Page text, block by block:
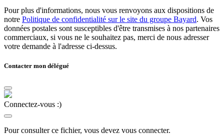
Pour plus d'informations, nous vous renvoyons aux dispositions de
notre Politique de confidentialité sur le site du groupe Bayard. Vos
données postales sont susceptibles d'être transmises à nos partenaires
commerciaux, si vous ne le souhaitez pas, merci de nous adresser
votre demande à l'adresse ci-dessus.
Contacter mon délégué
Connectez-vous :)
Pour consulter ce fichier, vous devez vous connecter.